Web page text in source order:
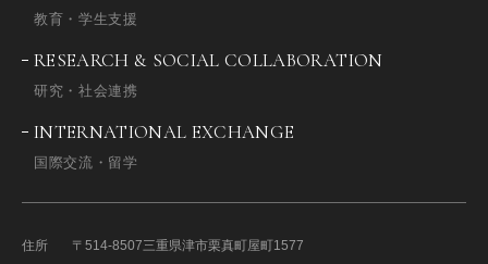
教育・学生支援
RESEARCH & SOCIAL COLLABORATION
研究・社会連携
INTERNATIONAL EXCHANGE
国際交流・留学
住所 〒514-8507三重県津市栗真町屋町1577